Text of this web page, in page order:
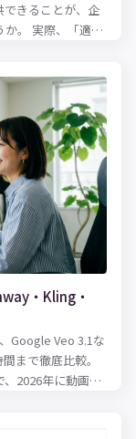
きることが、企
適正
は共通の使命とも
数が多い場合、紙
出てきます。そこ
です。 本記
て、在庫管理のや
介します！
・Kling・
Google Veo 3.1な
まで徹底比較。
2026年に動画制